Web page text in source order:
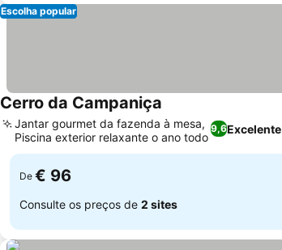
Escolha popular
Cerro da Campaniça
9,6Excelente
Jantar gourmet da fazenda à mesa,
Piscina exterior relaxante o ano todo
De € 96
Consulte os preços de 2 sites